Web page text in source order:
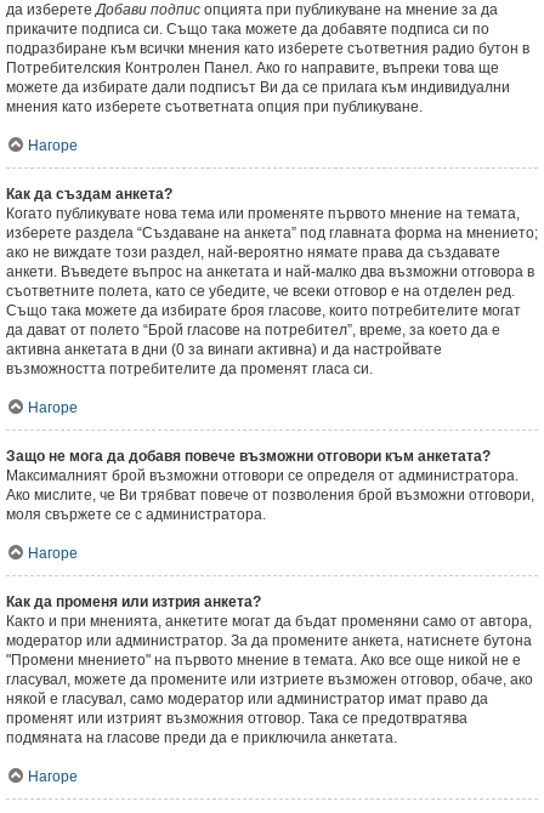
да изберетеДобави подпис опцията при публикуване на мнение за да
прикачите подписа си. Също така можете да добавяте подписа си по
подразбиране към всички мнения като изберете съответния радио бутон в
Потребителския Контролен Панел. Ако го направите, въпреки това ще
можете да избирате дали подписът Ви да се прилага към индивидуални
мнения като изберете съответната опция при публикуване.
Нагоре
Как да създам анкета?
Когато публикувате нова тема или променяте първото мнение на темата,
изберете раздела “Създаване на анкета” под главната форма на мнението;
ако не виждате този раздел, най-вероятно нямате права да създавате
анкети. Въведете въпрос на анкетата и най-малко два възможни отговора в
съответните полета, като се убедите, че всеки отговор е на отделен ред.
Също така можете да избирате броя гласове, които потребителите могат
да дават от полето “Брой гласове на потребител”, време, за което да е
активна анкетата в дни (0 за винаги активна) и да настройвате
възможността потребителите да променят гласа си.
Нагоре
Защо не мога да добавя повече възможни отговори към анкетата?
Максималният брой възможни отговори се определя от администратора.
Ако мислите, че Ви трябват повече от позволения брой възможни отговори,
моля свържете се с администратора.
Нагоре
Как да променя или изтрия анкета?
Както и при мненията, анкетите могат да бъдат променяни само от автора,
модератор или администратор. За да промените анкета, натиснете бутона
"Промени мнението" на първото мнение в темата. Ако все още никой не е
гласувал, можете да промените или изтриете възможен отговор, обаче, ако
някой е гласувал, само модератор или администратор имат право да
променят или изтрият възможния отговор. Така се предотвратява
подмяната на гласове преди да е приключила анкетата.
Нагоре